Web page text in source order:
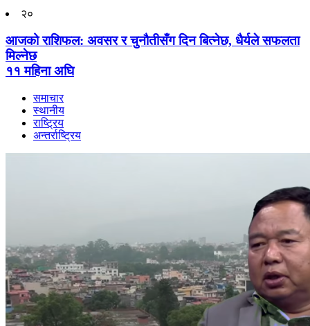
२०
आजको राशिफल: अवसर र चुनौतीसँग दिन बित्नेछ, धैर्यले सफलता
मिल्नेछ
११ महिना अघि
समाचार
स्थानीय
राष्ट्रिय
अन्तर्राष्ट्रिय